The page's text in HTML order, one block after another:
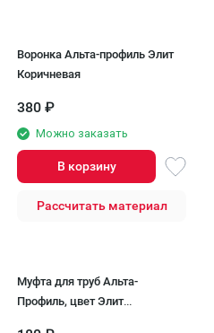
Воронка Альта-профиль Элит
Коричневая
380 ₽
Можно заказать
В корзину
Рассчитать материал
Муфта для труб Альта-
Профиль, цвет Элит